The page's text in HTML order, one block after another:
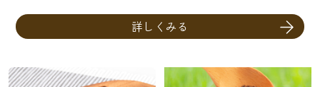
詳しくみる